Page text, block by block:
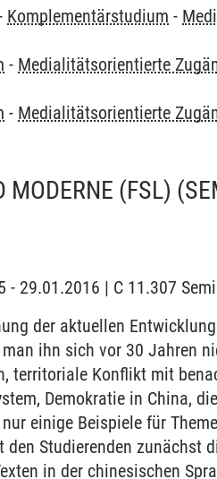
Komplementärstudium -
- Medialitätsorientierte
- Medialitätsorientierte
MODERNE (FSL)
29.01.2016 | C 11.307
der aktuellen
ihn sich vor 30 Jahren
territoriale Konflikt mit
Demokratie in China,
einige Beispiele für
Studierenden zunächst
in der chinesischen